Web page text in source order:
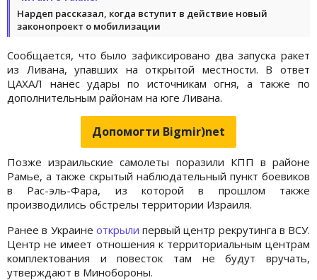
Нардеп рассказал, когда вступит в действие новый
законопроект о мобилизации
Сообщается, что было зафиксировано два запуска ракет
из Ливана, упавших на открытой местности. В ответ
ЦАХАЛ нанес удары по источникам огня, а также по
дополнительным районам на юге Ливана.
Допомогти Bigmir)net
Позже израильские самолеты поразили КПП в районе
Рамье, а также скрытый наблюдательный пункт боевиков
в Рас-эль-Фара, из которой в прошлом также
производились обстрелы территории Израиля.
Ранее в Украине открыли первый центр рекрутинга в ВСУ.
Центр не имеет отношения к территориальным центрам
комплектования и повесток там не будут вручать,
утверждают в Минобороны.